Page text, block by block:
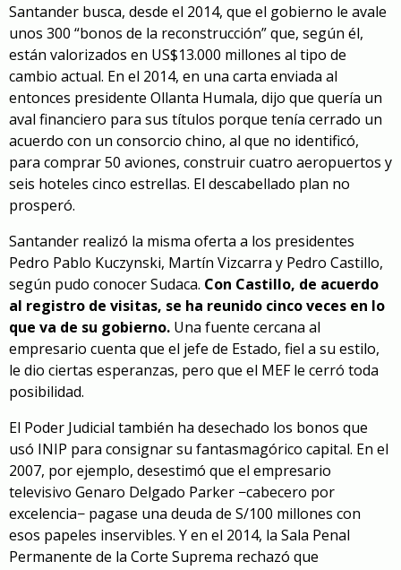
Santander busca, desde el 2014, que el gobierno le avale
unos 300 “bonos de la reconstrucción” que, según él,
están valorizados en US$13.000 millones al tipo de
cambio actual. En el 2014, en una carta enviada al
entonces presidente Ollanta Humala, dijo que quería un
aval financiero para sus títulos porque tenía cerrado un
acuerdo con un consorcio chino, al que no identificó,
para comprar 50 aviones, construir cuatro aeropuertos y
seis hoteles cinco estrellas. El descabellado plan no
prosperó.
Santander realizó la misma oferta a los presidentes
Pedro Pablo Kuczynski, Martín Vizcarra y Pedro Castillo,
según pudo conocer Sudaca. Con Castillo, de acuerdo
al registro de visitas, se ha reunido cinco veces en lo
que va de su gobierno. Una fuente cercana al
empresario cuenta que el jefe de Estado, fiel a su estilo,
le dio ciertas esperanzas, pero que el MEF le cerró toda
posibilidad.
El Poder Judicial también ha desechado los bonos que
usó INIP para consignar su fantasmagórico capital. En el
2007, por ejemplo, desestimó que el empresario
televisivo Genaro Delgado Parker −cabecero por
excelencia− pagase una deuda de S/100 millones con
esos papeles inservibles. Y en el 2014, la Sala Penal
Permanente de la Corte Suprema rechazó que